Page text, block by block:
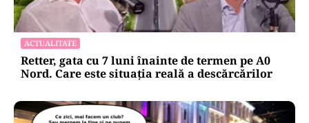
ACTUALITATE
Retter, gata cu 7 luni înainte de termen pe A0
Nord. Care este situația reală a descărcărilor